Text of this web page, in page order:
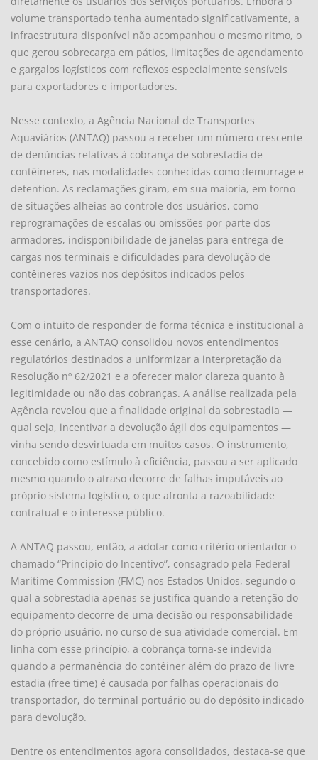
volume transportado tenha aumentado significativamente, a
infraestrutura disponível não acompanhou o mesmo ritmo, o
que gerou sobrecarga em pátios, limitações de agendamento
e gargalos logísticos com reflexos especialmente sensíveis
para exportadores e importadores.
Nesse contexto, a Agência Nacional de Transportes
Aquaviários (ANTAQ) passou a receber um número crescente
de denúncias relativas à cobrança de sobrestadia de
contêineres, nas modalidades conhecidas como demurrage e
detention. As reclamações giram, em sua maioria, em torno
de situações alheias ao controle dos usuários, como
reprogramações de escalas ou omissões por parte dos
armadores, indisponibilidade de janelas para entrega de
cargas nos terminais e dificuldades para devolução de
contêineres vazios nos depósitos indicados pelos
transportadores.
Com o intuito de responder de forma técnica e institucional a
esse cenário, a ANTAQ consolidou novos entendimentos
regulatórios destinados a uniformizar a interpretação da
Resolução nº 62/2021 e a oferecer maior clareza quanto à
legitimidade ou não das cobranças. A análise realizada pela
Agência revelou que a finalidade original da sobrestadia —
qual seja, incentivar a devolução ágil dos equipamentos —
vinha sendo desvirtuada em muitos casos. O instrumento,
concebido como estímulo à eficiência, passou a ser aplicado
mesmo quando o atraso decorre de falhas imputáveis ao
próprio sistema logístico, o que afronta a razoabilidade
contratual e o interesse público.
A ANTAQ passou, então, a adotar como critério orientador o
chamado “Princípio do Incentivo”, consagrado pela Federal
Maritime Commission (FMC) nos Estados Unidos, segundo o
qual a sobrestadia apenas se justifica quando a retenção do
equipamento decorre de uma decisão ou responsabilidade
do próprio usuário, no curso de sua atividade comercial. Em
linha com esse princípio, a cobrança torna-se indevida
quando a permanência do contêiner além do prazo de livre
estadia (free time) é causada por falhas operacionais do
transportador, do terminal portuário ou do depósito indicado
para devolução.
Dentre os entendimentos agora consolidados, destaca-se que